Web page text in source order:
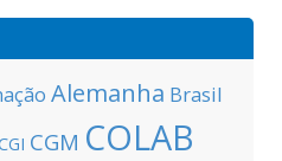
Alemanha Brasil
CGM COLAB